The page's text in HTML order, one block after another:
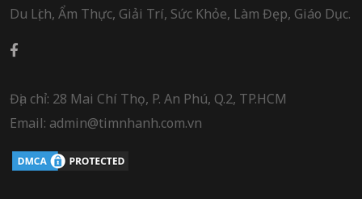
Du Lịch, Ẩm Thực, Giải Trí, Sức Khỏe, Làm Đẹp, Giáo Dục.
Địa chỉ: 28 Mai Chí Thọ, P. An Phú, Q.2, TP.HCM
Email: admin@timnhanh.com.vn